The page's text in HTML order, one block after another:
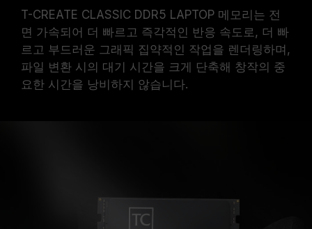
T-CREATE CLASSIC DDR5 LAPTOP 메모리는 전
면 가속되어 더 빠르고 즉각적인 반응 속도로, 더 빠
르고 부드러운 그래픽 집약적인 작업을 렌더링하며,
파일 변환 시의 대기 시간을 크게 단축해 창작의 중
요한 시간을 낭비하지 않습니다.